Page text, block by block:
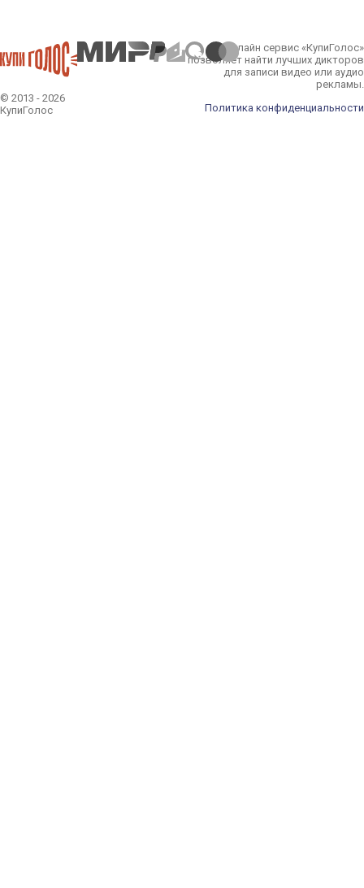
© 2013 - 2026
КупиГолос
Онлайн сервис «КупиГолос»
позволяет найти лучших дикторов
для записи видео или аудио
рекламы.
Политика конфиденциальности